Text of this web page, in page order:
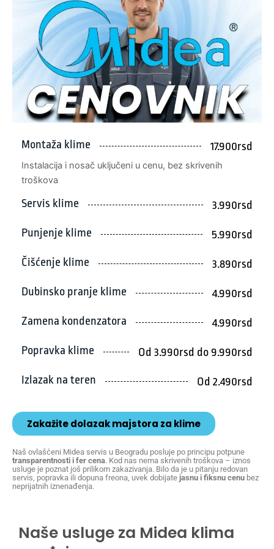
Montaža klime 17.900rsd
Instalacija i nosač uključeni u cenu, bez skrivenih
troškova
Servis klime 3.990rsd
Punjenje klime 5.990rsd
Čišćenje klime 3.890rsd
Dubinsko pranje klime 4.990rsd
Zamena kondenzatora 4.990rsd
Popravka klime Od 3.990rsd do 9.990rsd
Izlazak na teren Od 2.490rsd
Zakažite dolazak majstora za klime
Naš ovlašćeni Midea servis u Beogradu posluje po principu potpune
transparentnosti i fer cena. Kod nas nema skrivenih troškova – iznos
usluge je poznat još prilikom zakazivanja. Bilo da je u pitanju redovan
servis, popravka ili dopuna freona, uvek dobijate jasnu i fiksnu cenu bez
neprijatnih iznenađenja.
Naše usluge za Midea klima